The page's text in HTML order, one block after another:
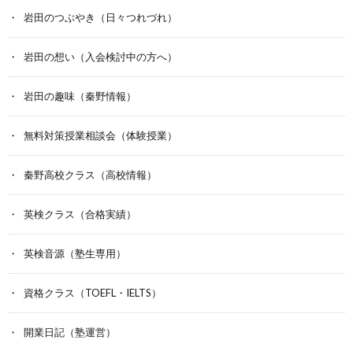
岩田のつぶやき（日々つれづれ）
岩田の想い（入会検討中の方へ）
岩田の趣味（秦野情報）
無料対策授業相談会（体験授業）
秦野高校クラス（高校情報）
英検クラス（合格実績）
英検音源（塾生専用）
資格クラス（TOEFL・IELTS）
開業日記（塾運営）